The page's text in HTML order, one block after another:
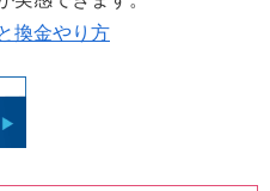
換金やり方